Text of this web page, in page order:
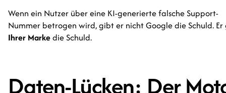
Wenn ein Nutzer über eine KI-generierte falsche Support-
Nummer betrogen wird, gibt er nicht Google die Schuld.
Ihrer Markedie Schuld.
Daten-Lücken: Der